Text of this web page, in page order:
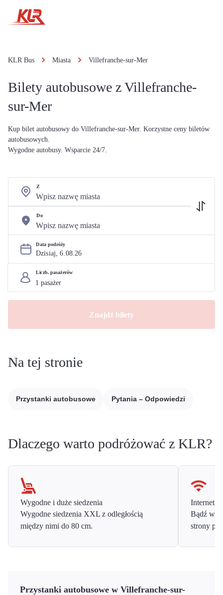
KLR Bus Miasta Villefranche-sur-Mer
Bilety autobusowe z Villefranche-
sur-Mer
Kup bilet autobusowy do Villefranche-sur-Mer. Korzystne ceny biletów
autobusowych.
Wygodne autobusy. Wsparcie 24/7.
Z
Do
Data podróży
Dzisiaj, 6.08.26
Liczb. pasażerów
Znajdź bilety
Na tej stronie
Przystanki autobusowe Pytania – Odpowiedzi
Dlaczego warto podróżować z KLR?
Wygodne i duże siedzenia
Wygodne siedzenia XXL z odległością
między nimi do 80 cm.
Internet
Bądź w
strony
Przystanki autobusowe w Villefranche-sur-